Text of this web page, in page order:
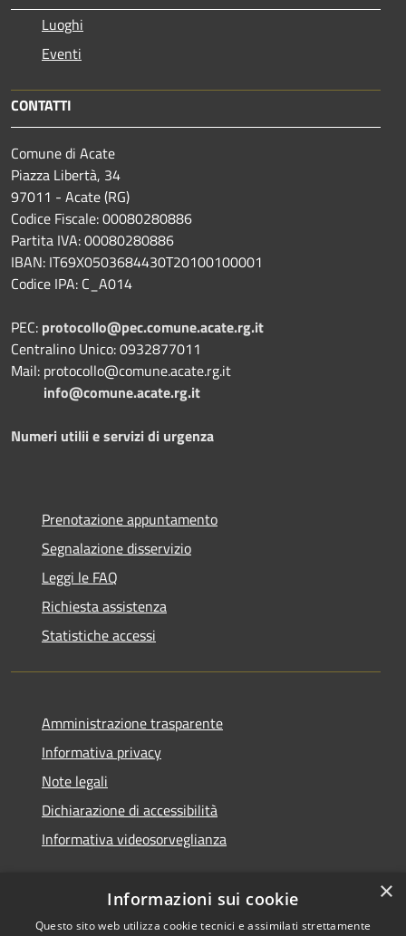
Luoghi
Eventi
CONTATTI
Comune di Acate
Piazza Libertà, 34
97011 - Acate (RG)
Codice Fiscale: 00080280886
Partita IVA: 00080280886
IBAN: IT69X0503684430T20100100001
Codice IPA: C_A014
PEC: protocollo@pec.comune.acate.rg.it
Centralino Unico: 0932877011
Mail: protocollo@comune.acate.rg.it
info@comune.acate.rg.it
Numeri utilii e servizi di urgenza
Prenotazione appuntamento
Segnalazione disservizio
Leggi le FAQ
Richiesta assistenza
Statistiche accessi
Amministrazione trasparente
Informativa privacy
Note legali
Dichiarazione di accessibilità
Informativa videosorveglianza
×
Informazioni sui cookie
Questo sito web utilizza cookie tecnici e assimilati strettamente